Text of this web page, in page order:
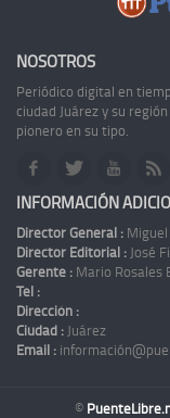
NOSOTROS
Periódico digital en
ciudad Juárez y su
pionero en su tipo.
INFORMACIÓN
Director General :
Director Editorial : José
Gerente : Mario Rosales
Tel :
Dirección :
Ciudad : Juárez
Email :
©